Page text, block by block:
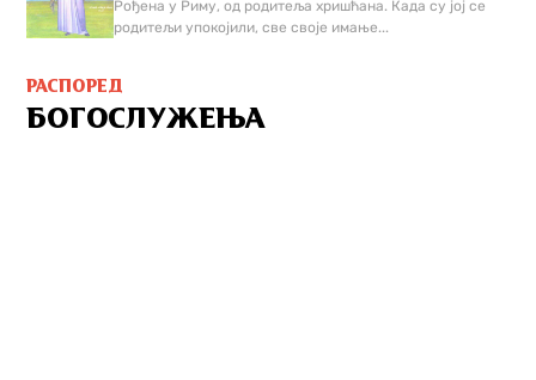
Рођена у Риму, од родитеља хришћана. Када су јој се
родитељи упокојили, све своје имање...
РАСПОРЕД
БОГОСЛУЖЕЊА